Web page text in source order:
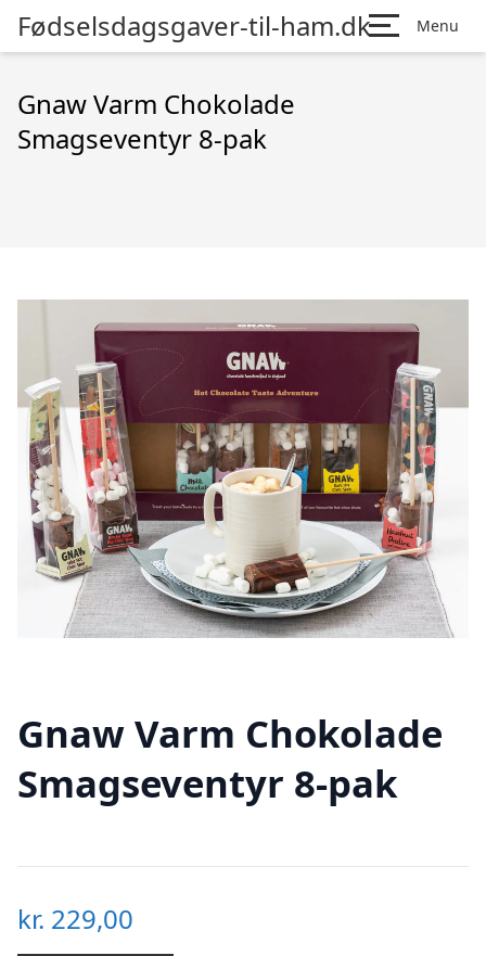
Fødselsdagsgaver-til-ham.dk Menu
Gnaw Varm Chokolade
Smagseventyr 8-pak
Gnaw Varm Chokolade
Smagseventyr 8-pak
kr. 229,00